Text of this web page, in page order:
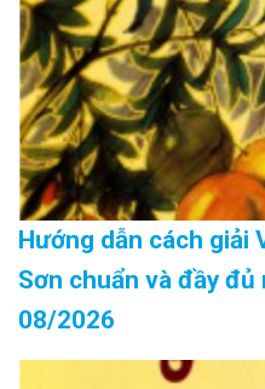
Hướng dẫn cách giải
Sơn chuẩn và đầy đủ
08/2026